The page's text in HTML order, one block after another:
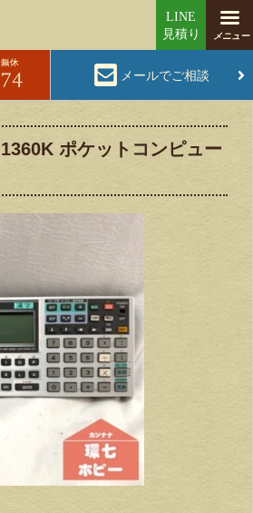
メールでご相談
1360K ポケットコンピュー